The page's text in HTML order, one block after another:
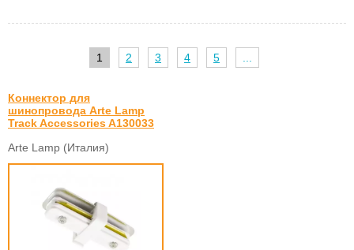
1 2 3 4 5
Коннектор для
шинопровода Arte Lamp
Track Accessories A130033
Arte Lamp (Италия)